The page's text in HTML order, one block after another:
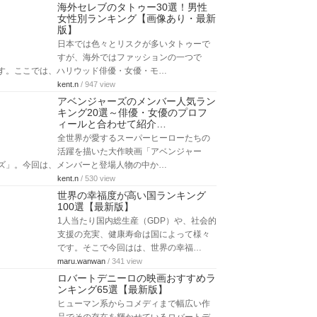
海外セレブのタトゥー30選！男性
女性別ランキング【画像あり・最新
版】
日本では色々とリスクが多いタトゥーで
すが、海外ではファッションの一つで
。ここでは、ハリウッド俳優・女優・モ…
kent.n / 947 view
アベンジャーズのメンバー人気ラン
キング20選～俳優・女優のプロフ
ィールと合わせて紹介…
全世界が愛するスーパーヒーローたちの
活躍を描いた大作映画「アベンジャー
」。今回は、メンバーと登場人物の中か…
kent.n / 530 view
世界の幸福度が高い国ランキング
100選【最新版】
1人当たり国内総生産（GDP）や、社会的
支援の充実、健康寿命は国によって様々
です。そこで今回はは、世界の幸福…
maru.wanwan / 341 view
ロバートデニーロの映画おすすめラ
ンキング65選【最新版】
ヒューマン系からコメディまで幅広い作